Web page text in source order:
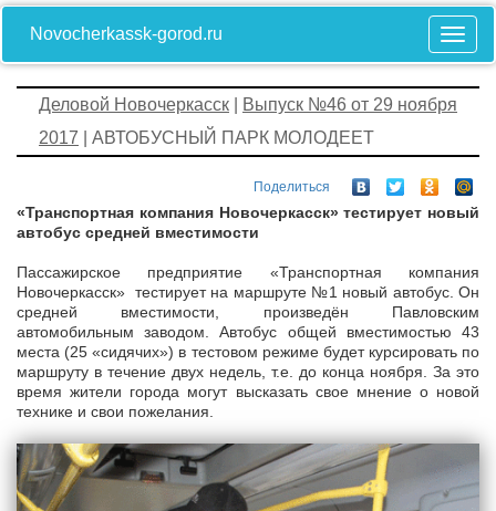
Novocherkassk-gorod.ru
Деловой Новочеркасск
Выпуск №46 от 29 ноября
2017 | АВТОБУСНЫЙ ПАРК МОЛОДЕЕТ
Поделиться
«Транспортная компания Новочеркасск» тестирует новый
автобус средней вместимости
Пассажирское предприятие «Транспортная компания
Новочеркасск» тестирует на маршруте №1 новый автобус. Он
средней вместимости, произведён Павловским
автомобильным заводом. Автобус общей вместимостью 43
места (25 «сидячих») в тестовом режиме будет курсировать по
маршруту в течение двух недель, т.е. до конца ноября. За это
время жители города могут высказать свое мнение о новой
технике и свои пожелания.